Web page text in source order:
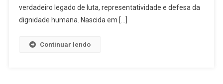
verdadeiro legado de luta, representatividade e defesa da
dignidade humana. Nascida em […]
Continuar lendo